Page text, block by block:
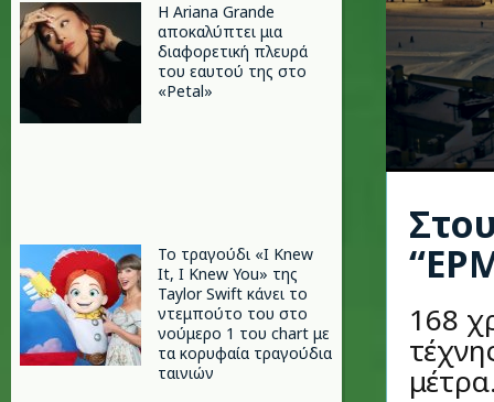
Η Ariana Grande
αποκαλύπτει μια
διαφορετική πλευρά
του εαυτού της στο
«Petal»
Το τραγούδι «I Knew
It, I Knew You» της
Taylor Swift κάνει το
ντεμπούτο του στο
νούμερο 1 του chart με
τα κορυφαία τραγούδια
ταινιών
168